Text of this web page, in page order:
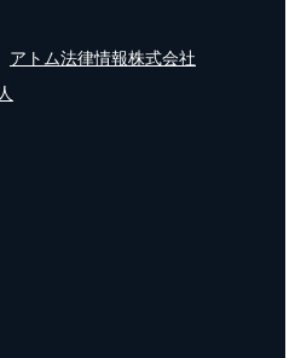
アトム法律情報株式会社